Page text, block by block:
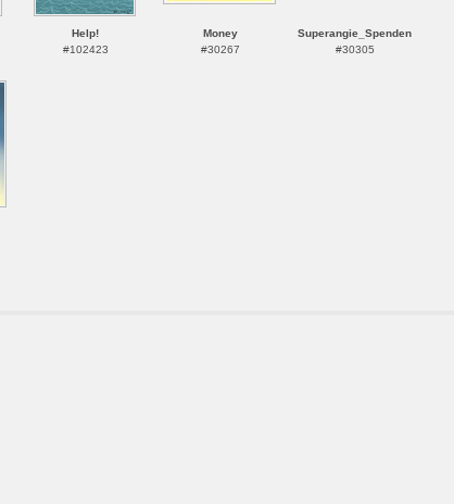
Help!
#102423
Money
#30267
Superangie_Spenden
#30305